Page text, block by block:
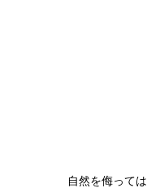
自然を侮って